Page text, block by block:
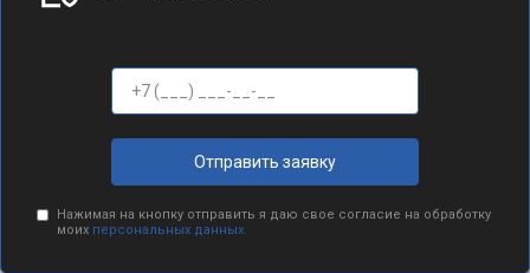
Отправить заявку
Нажимая на кнопку отправить я даю свое согласие на обработку
моих персональных данных.